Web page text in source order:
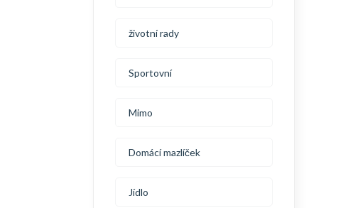
životní rady
Sportovní
Mimo
Domácí mazlíček
Jídlo